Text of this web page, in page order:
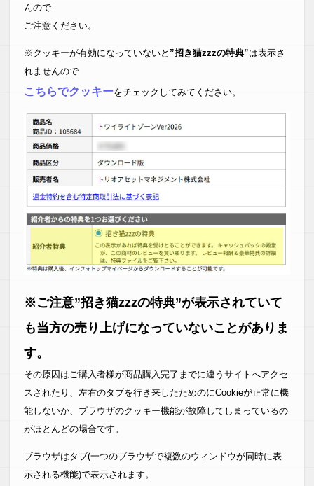
んので
ご注意ください。
※クッキーが有効になっていないと ”招き猫zzzの特典”は表示さ
れませんので
こちらでクッキーをチェックしてみてください。
※ご注意”招き猫zzzの特典”が表示されていて
も当方の売り上げになっていないことがありま
す。
その原因はご購入者様が商品購入完了までに違うサイトへアクセ
スされたり、左右のタブを行き来したためのにCookieが正常に機
能しないか、ブラウザのクッキー機能が故障してしまっているの
がほとんどの場合です。
ブラウザはタブ(一つのブラウザで複数のウィンドウが同時に表
示される機能)で表示されます。